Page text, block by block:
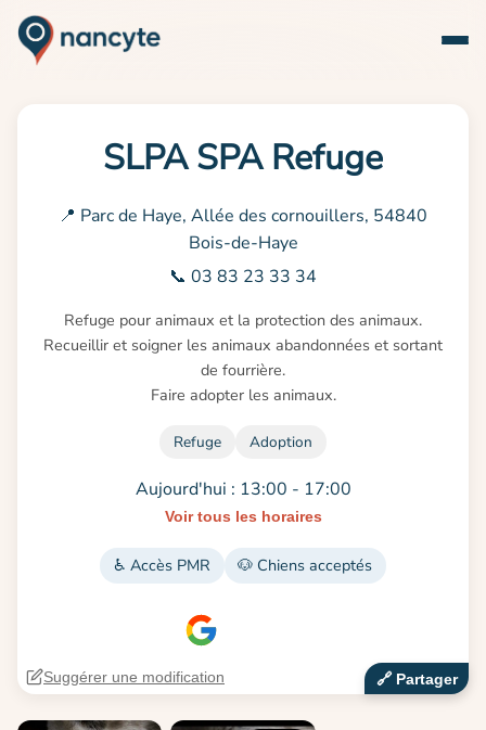
SLPA SPA Refuge
📍 Parc de Haye, Allée des cornouillers, 54840
Bois-de-Haye
📞 03 83 23 33 34
Refuge pour animaux et la protection des animaux.
Recueillir et soigner les animaux abandonnées et sortant
de fourrière.
Faire adopter les animaux.
Refuge Adoption
Aujourd'hui : 13:00 - 17:00
Voir tous les horaires
♿ Accès PMR 🐶 Chiens acceptés
🔗‍️ Partager
Suggérer une modification